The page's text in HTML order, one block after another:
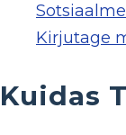
Kirjutage
Kuidas